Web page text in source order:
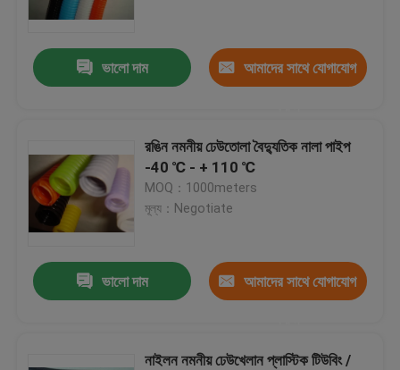
ভালো দাম আমাদের সাথে যোগাযোগ
রঙিন নমনীয় ঢেউতোলা বৈদ্যুতিক নালা পাইপ
-40 ℃ - + 110 ℃
MOQ：1000meters
মূল্য：Negotiate
ভালো দাম আমাদের সাথে যোগাযোগ
নাইলন নমনীয় ঢেউখেলান প্লাস্টিক টিউবিং /